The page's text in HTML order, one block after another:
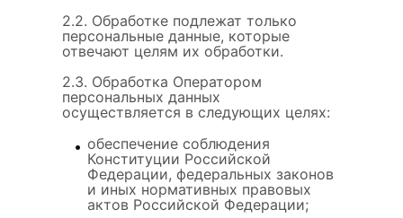
2.2. Обработке подлежат только
персональные данные, которые
отвечают целям их обработки.
2.3. Обработка Оператором
персональных данных
осуществляется в следующих целях:
обеспечение соблюдения
Конституции Российской
Федерации, федеральных законов
и иных нормативных правовых
актов Российской Федерации;